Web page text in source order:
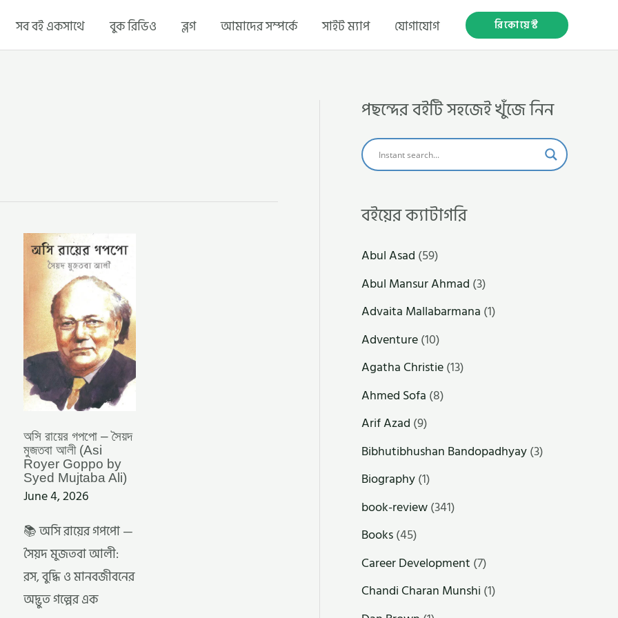
সব বই একসাথে বুক রিভিও ব্লগ আমাদের সম্পর্কে সাইট ম্যাপ যোগাযোগ রিকোয়েস্ট
অসি রায়ের গপপো – সৈয়দ
মুজতবা আলী (Asi
Royer Goppo by
Syed Mujtaba Ali)
June 4, 2026
📚 অসি রায়ের গপপো —
সৈয়দ মুজতবা আলী:
রস, বুদ্ধি ও মানবজীবনের
অদ্ভুত গল্পের এক
অসি
রায়ের
গপপো
–
সৈয়দ
মুজতবা
আলী
(ASI
ROYER
GOPPO
BY
SYED
MUJTABA
ALI)
পছন্দের বইটি সহজেই খুঁজে নিন
বইয়ের ক্যাটাগরি
Abul Asad (59)
Abul Mansur Ahmad (3)
Advaita Mallabarmana (1)
Adventure(10)
Agatha Christie(13)
Ahmed Sofa (8)
Arif Azad (9)
Bibhutibhushan Bandopadhyay(3)
Biography(1)
book-review(341)
Books(45)
Career Development (7)
Chandi Charan Munshi (1)